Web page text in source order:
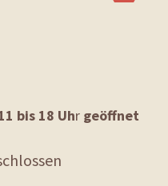
bis 18 Uhr geöffnet